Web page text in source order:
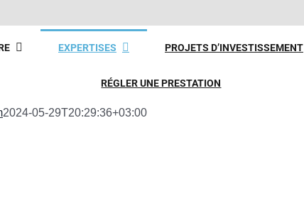
EXPERTISES PROJETS D’INVESTISSEMENT
RÉGLER UNE PRESTATION
2024-05-29T20:29:36+03:00